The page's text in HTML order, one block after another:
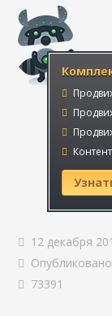
12 декабря
73391